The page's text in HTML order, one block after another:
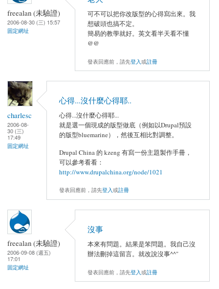
freealan (未驗證)
2006-08-30 (三) 15:57
固定網址
可不可以把你改版型的心得寫出來。我
想破頭也搞不定。
簡易的教學就好。英文看半天看不懂
@@
發表回應前，請先登入或註冊
charlesc
2006-08-
30 (三)
17:49
固定網址
心得...沒什麼心得耶..
心得...沒什麼心得耶...
就是選一個現成的版型做底（例如以Drupal預設
的版型bluemarine），然後互相比對調整。
Drupal China 的 kzeng 有寫一份主題製作手冊，
可以參考看看：
http://www.drupalchina.org/node/1021
發表回應前，請先登入或註冊
freealan (未驗證)
2006-09-08 (週五)
17:01
固定網址
沒事
本來有問題。結果是笨問題。我自己沒
辦法刪掉這留言。就改說沒事^^"
發表回應前，請先登入或註冊